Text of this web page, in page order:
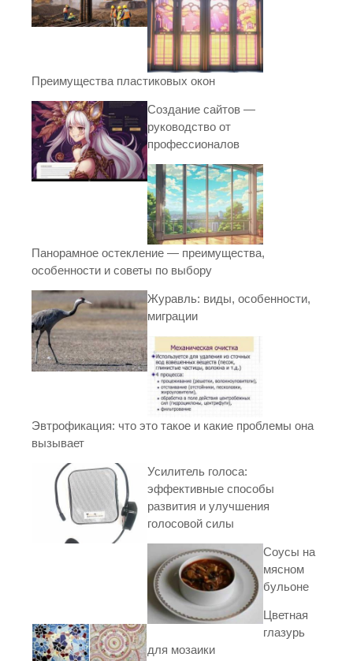
Преимущества пластиковых окон
Создание сайтов —
руководство от
профессионалов
Панорамное остекление — преимущества,
особенности и советы по выбору
Журавль: виды, особенности,
миграции
Эвтрофикация: что это такое и какие проблемы она
вызывает
Усилитель голоса:
эффективные способы
развития и улучшения
голосовой силы
Соусы на
мясном
бульоне
Цветная
глазурь
для мозаики